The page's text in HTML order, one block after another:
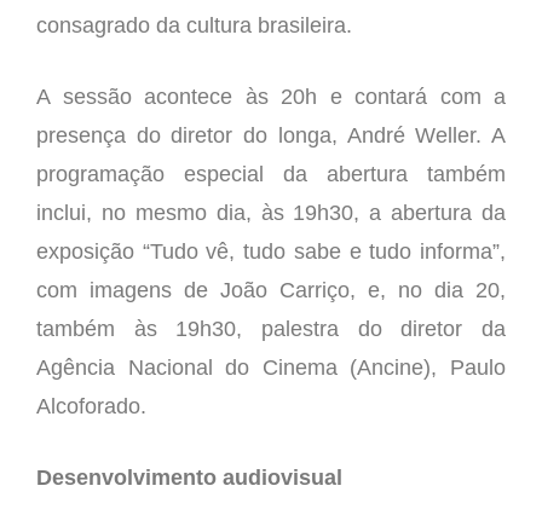
consagrado da cultura brasileira.
A sessão acontece às 20h e contará com a
presença do diretor do longa, André Weller. A
programação especial da abertura também
inclui, no mesmo dia, às 19h30, a abertura da
exposição “Tudo vê, tudo sabe e tudo informa”,
com imagens de João Carriço, e, no dia 20,
também às 19h30, palestra do diretor da
Agência Nacional do Cinema (Ancine), Paulo
Alcoforado.
Desenvolvimento audiovisual